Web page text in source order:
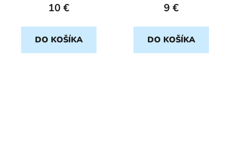
10 €
DO KOŠÍKA
9 €
DO KOŠÍKA